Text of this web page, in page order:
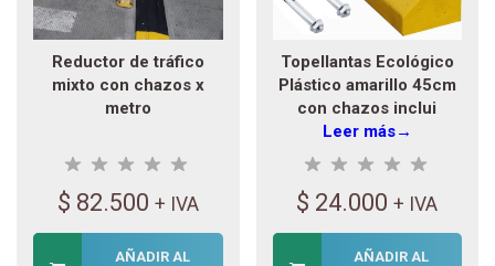
Reductor de tráfico
mixto con chazos x
metro
$ 82.500 + IVA
AÑADIR AL
Topellantas Ecológico
Plástico amarillo 45cm
con chazos inclui
Leer más→
$ 24.000 + IVA
AÑADIR AL